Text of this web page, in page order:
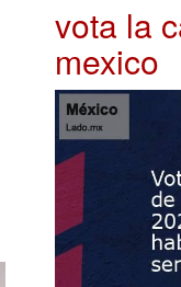
vota la
mexico